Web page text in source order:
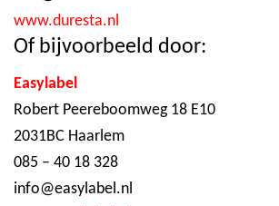
www.duresta.nl
Of bijvoorbeeld door:
Easylabel
Robert Peereboomweg 18 E10
2031BC Haarlem
085 – 40 18 328
info@easylabel.nl